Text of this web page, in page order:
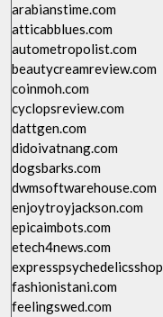
arabianstime.com
atticabblues.com
autometropolist.com
beautycreamreview.com
coinmoh.com
cyclopsreview.com
dattgen.com
didoivatnang.com
dogsbarks.com
dwmsoftwarehouse.com
enjoytroyjackson.com
epicaimbots.com
etech4news.com
fashionistani.com
feelingswed.com